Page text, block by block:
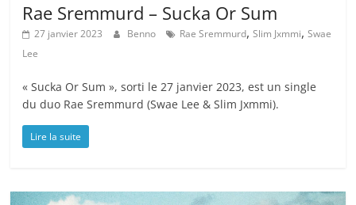
Rae Sremmurd – Sucka Or Sum
27 janvier 2023 Benno Rae Sremmurd,Slim Jxmmi,Swae
Lee
« Sucka Or Sum », sorti le 27 janvier 2023, est un single
du duo Rae Sremmurd (Swae Lee & Slim Jxmmi).
Lire la suite